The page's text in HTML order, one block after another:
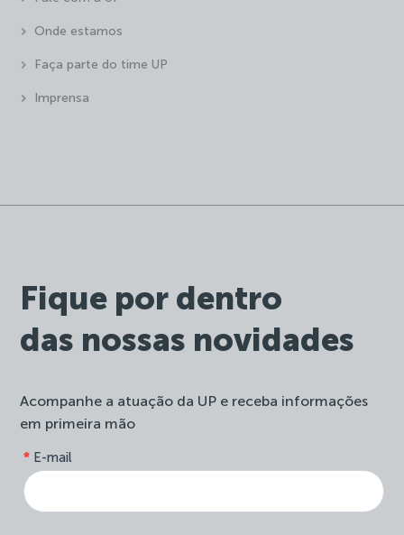
Fique por dentro
das nossas novidades
Acompanhe a atuação da UP e receba informações
em primeira mão
site-
newsletter
E-mail
*
você
é
humano,
Onde estamos
Faça parte do time UP
Imprensa